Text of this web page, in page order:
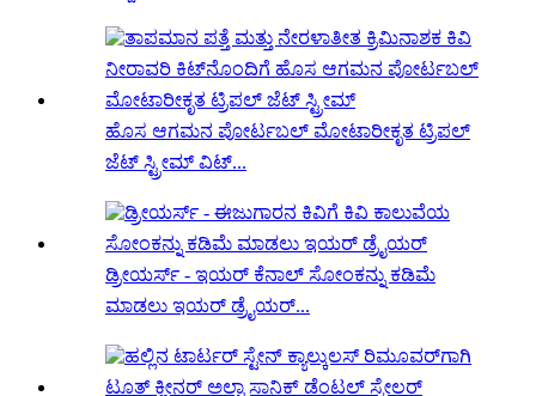
ಹೊಸ ಆಗಮನ ಪೋರ್ಟಬಲ್ ಮೋಟಾರೀಕೃತ ಟ್ರಿಪಲ್
ಜೆಟ್ ಸ್ಟ್ರೀಮ್ ವಿಟ್...
ಡ್ರೀಯರ್ಸ್ - ಇಯರ್ ಕೆನಾಲ್ ಸೋಂಕನ್ನು ಕಡಿಮೆ
ಮಾಡಲು ಇಯರ್ ಡ್ರೈಯರ್...